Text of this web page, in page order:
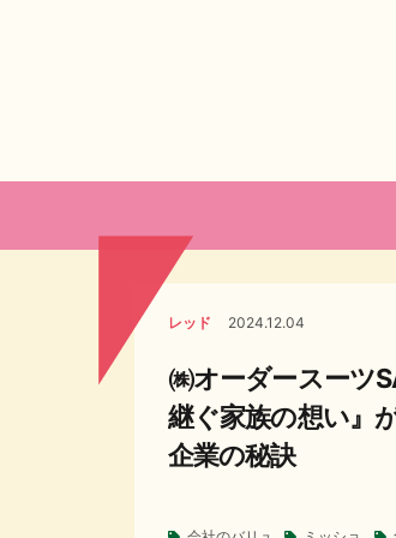
レッド 2024.12.04
㈱オーダースーツ
継ぐ家族の想い』
企業の秘訣